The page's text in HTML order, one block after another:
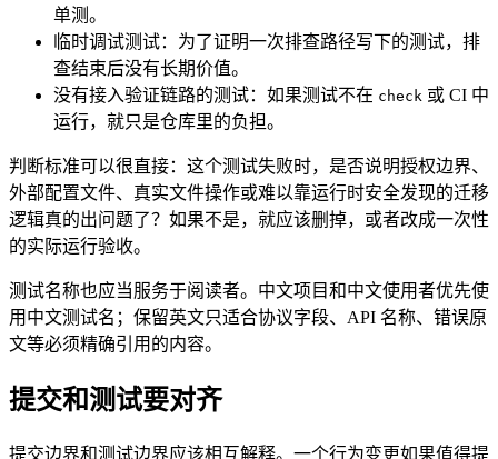
单测。
临时调试测试：为了证明一次排查路径写下的测试，排
查结束后没有长期价值。
没有接入验证链路的测试：如果测试不在 check 或 CI 中
运行，就只是仓库里的负担。
判断标准可以很直接：这个测试失败时，是否说明授权边界、
外部配置文件、真实文件操作或难以靠运行时安全发现的迁移
逻辑真的出问题了？如果不是，就应该删掉，或者改成一次性
的实际运行验收。
测试名称也应当服务于阅读者。中文项目和中文使用者优先使
用中文测试名；保留英文只适合协议字段、API 名称、错误原
文等必须精确引用的内容。
提交和测试要对齐
提交边界和测试边界应该相互解释。一个行为变更如果值得提